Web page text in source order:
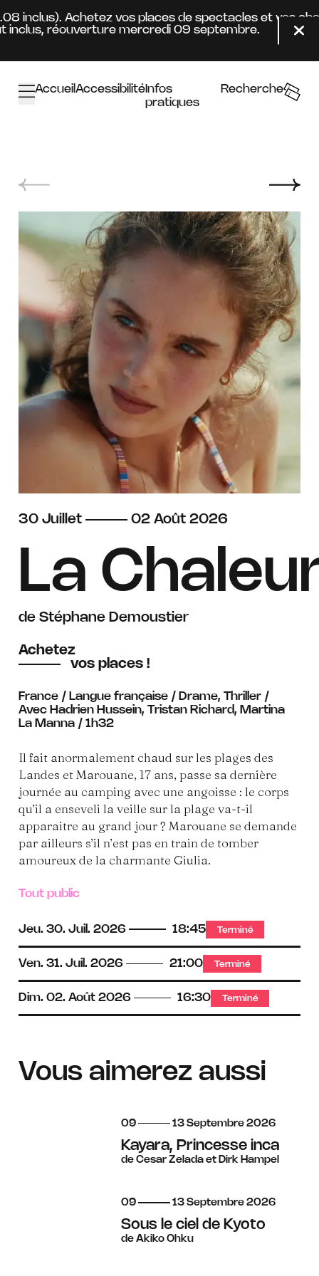
inclus). Achetez vos places de spectacles et vos
réouverture mercredi 09 septembre.
AccueilAccessibilitéInfos
pratiques
Recherche
du
30 juillet
Juillet au
02 août
Août 2026
La
de Stéphane Demoustier
Achetez
vos places !
France / Langue française / Drame, Thriller /
Avec Hadrien Hussein, Tristan Richard, Martina
La Manna / 1h32
Il fait anormalement chaud sur les plages des
Landes et Marouane, 17 ans, passe sa dernière
journée au camping avec une angoisse : le corps
qu’il a enseveli la veille sur la plage va-t-il
apparaitre au grand jour ? Marouane se demande
par ailleurs s’il n’est pas en train de tomber
amoureux de la charmante Giulia.
Tout public
Jeu. 30. Juil. 2026 18:45 Terminé
Ven. 31. Juil. 2026 21:00 Terminé
Dim. 02. Août 2026 16:30 Terminé
Vous aimerez aussi
du
09 au
13 septembre
Septembre 2026
Kayara, Princesse inca
de Cesar Zelada et Dirk Hampel
du
09 au
13 septembre
Septembre 2026
Sous le ciel de Kyoto
de Akiko Ohku